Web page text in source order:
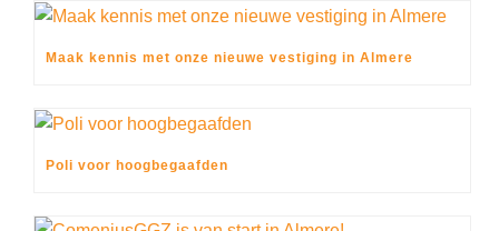
Maak kennis met onze nieuwe vestiging in Almere
Poli voor hoogbegaafden